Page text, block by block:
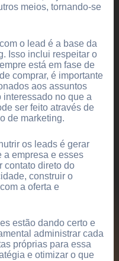
meios, tornando-se
o lead é a base da
Isso inclui respeitar o
está em fase de
comprar, é importante
aos assuntos
no que a
ser feito através de
de marketing.
os leads é gerar
a empresa e esses
contato direto do
construir o
a oferta e
estão dando certo e
administrar cada
próprias para essa
e otimizar o que